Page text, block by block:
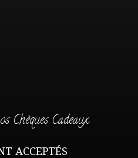
Chèques Cadeaux
ACCEPTÉS